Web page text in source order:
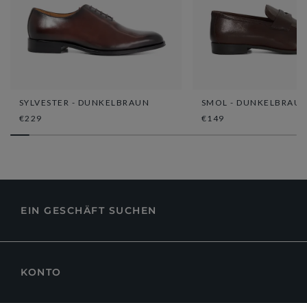
SYLVESTER - DUNKELBRAUN
€229
SMOL -
€149
EIN GESCHÄFT SUCHEN
KONTO